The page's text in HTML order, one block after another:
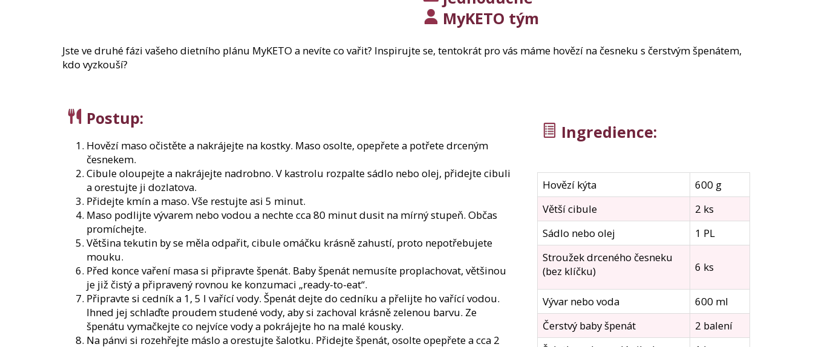
MyKETO tým
Jste ve druhé fázi vašeho dietního plánu MyKETO a nevíte co vařit? Inspirujte se, tentokrát pro vás máme hovězí na česneku s čerstvým špenátem,
kdo vyzkouší?
Ingredience:
Hovězí kýta
600 g
Větší cibule
2 ks
Sádlo nebo olej
1 PL
Stroužek drceného česneku
(bez klíčku)
6 ks
Vývar nebo voda
600 ml
Čerstvý baby špenát
2 balení
Postup:
Hovězí maso očistěte a nakrájejte na kostky. Maso osolte, opepřete a potřete drceným
česnekem.
Cibule oloupejte a nakrájejte nadrobno. V kastrolu rozpalte sádlo nebo olej, přidejte cibuli
a orestujte ji dozlatova.
Přidejte kmín a maso. Vše restujte asi 5 minut.
Maso podlijte vývarem nebo vodou a nechte cca 80 minut dusit na mírný stupeň. Občas
promíchejte.
Většina tekutin by se měla odpařit, cibule omáčku krásně zahustí, proto nepotřebujete
mouku.
Před konce vaření masa si připravte špenát. Baby špenát nemusíte proplachovat, většinou
je již čistý a připravený rovnou ke konzumaci „ready-to-eat“.
Připravte si cedník a 1, 5 l vařící vody. Špenát dejte do cedníku a přelijte ho vařící vodou.
Ihned jej schlaďte proudem studené vody, aby si zachoval krásně zelenou barvu. Ze
špenátu vymačkejte co nejvíce vody a pokrájejte ho na malé kousky.
Na pánvi si rozehřejte máslo a orestujte šalotku. Přidejte špenát, osolte opepřete a cca 2
149 Kč